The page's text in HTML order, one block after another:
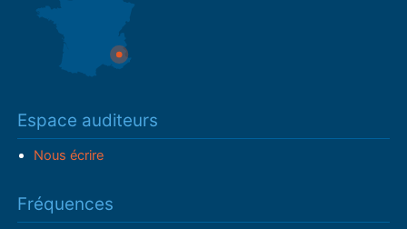
Espace auditeurs
Nous écrire
Fréquences